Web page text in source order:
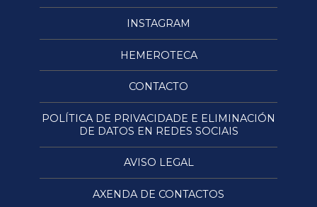
INSTAGRAM
HEMEROTECA
CONTACTO
POLÍTICA DE PRIVACIDADE E ELIMINACIÓN
DE DATOS EN REDES SOCIAIS
AVISO LEGAL
AXENDA DE CONTACTOS